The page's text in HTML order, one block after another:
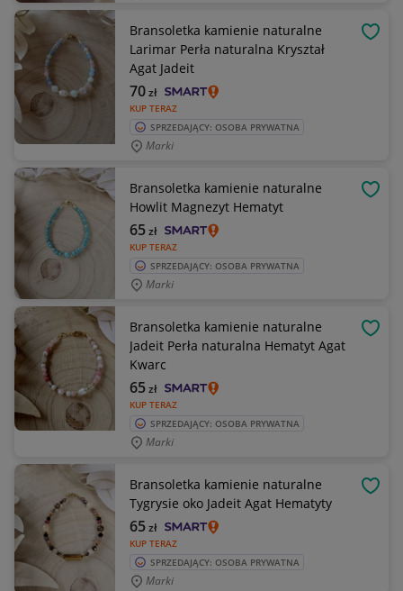
Bransoletka kamienie naturalne
Larimar Perła naturalna Kryształ
Agat Jadeit
KUP TERAZ
70zł
SPRZEDAJĄCY: OSOBA PRYWATNA
Marki
Bransoletka kamienie naturalne
Howlit Magnezyt Hematyt
KUP TERAZ
65zł
SPRZEDAJĄCY: OSOBA PRYWATNA
Marki
Bransoletka kamienie naturalne
Jadeit Perła naturalna Hematyt Agat
Kwarc
KUP TERAZ
65zł
SPRZEDAJĄCY: OSOBA PRYWATNA
Marki
Bransoletka kamienie naturalne
Tygrysie oko Jadeit Agat Hematyty
KUP TERAZ
65zł
SPRZEDAJĄCY: OSOBA PRYWATNA
Marki